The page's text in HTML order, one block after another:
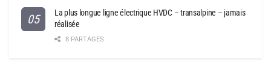
La plus longue ligne électrique HVDC – transalpine – jamais
réalisée
8 PARTAGES